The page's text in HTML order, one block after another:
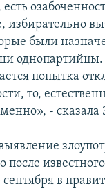
избирательно
были
попытка
то,
- сказала
после известного
в